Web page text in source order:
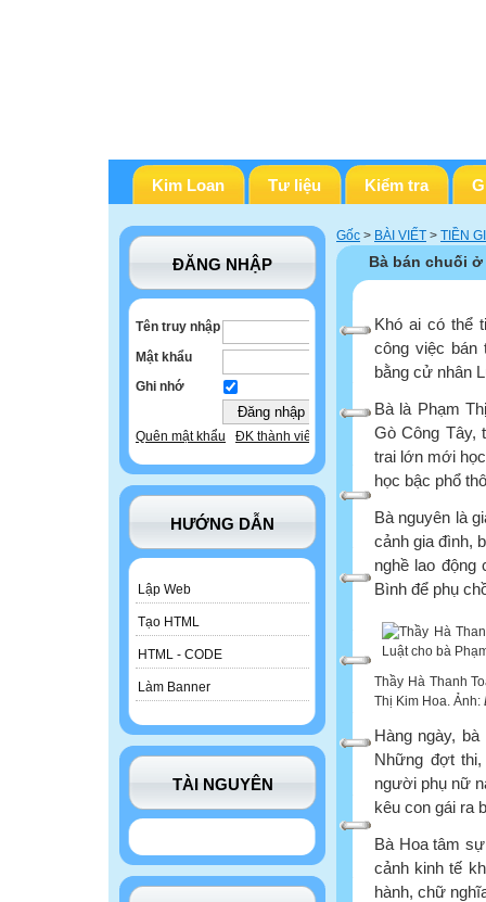
Kim Loan Tư liệu Kiểm tra
ĐĂNG NHẬP
Tên truy nhập
Mật khẩu
Ghi nhớ
Quên mật khẩu ĐK thành viên
HƯỚNG DẪN
Lập Web
Tạo HTML
HTML - CODE
Làm Banner
TÀI NGUYÊN
Gốc > BÀI VIẾT > TIỀN
Bà bán chuối
Khó ai có thể
công việc bán
bằng cử nhân
Bà là Phạm
Gò Công Tây,
trai lớn mới
học bậc phổ
Bà nguyên là
cảnh gia đình,
nghề lao
Bình để phụ
Thầy Hà Thanh
Thị Kim Hoa. Ảnh:
Hàng ngày,
Những đợt
người phụ nữ
kêu con gái ra
Bà Hoa tâm
cảnh kinh tế
hành, chữ